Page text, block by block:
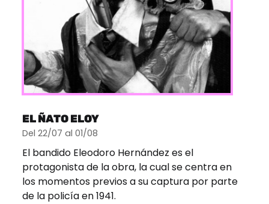
EL ÑATO ELOY
Del 22/07 al 01/08
El bandido Eleodoro Hernández es el
protagonista de la obra, la cual se centra en
los momentos previos a su captura por parte
de la policía en 1941.